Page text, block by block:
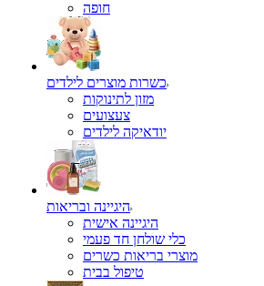
כשרות מוצרים לילדים
מזון לתינוקות
צעצועים
יודאיקה לילדים
היגיינה ובריאות
היגיינה אישית
כלי שולחן חד פעמי
מוצרי בריאות כשרים
טיפול בבית